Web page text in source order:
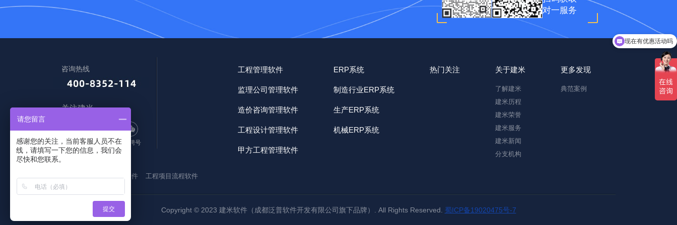
对一服务
咨询热线
关注建米
订阅号 服务号 招聘号
工程管理软件
监理公司管理软件
造价咨询管理软件
工程设计管理软件
甲方工程管理软件
ERP系统
制造行业ERP系统
生产ERP系统
机械ERP系统
热门关注 关于建米
了解建米
建米历程
建米荣誉
建米服务
建米新闻
分支机构
更多发现
典范案例
友情链接： 建筑信息化管理软件 工程项目流程软件
Copyright © 2023 建米软件（成都泛普软件开发有限公司旗下品牌）. All Rights Reserved. 蜀ICP备19020475号-7
可以介绍下你们的产品么
现在有优惠活动吗
请您留言
感谢您的关注，当前客服人员不在
线，请填写一下您的信息，我们会
尽快和您联系。
提交